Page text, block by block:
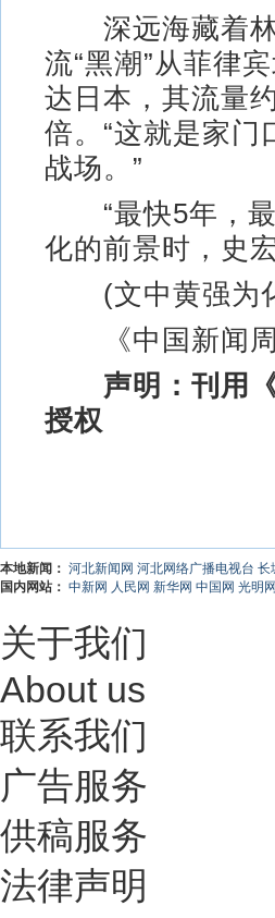
深远海藏着林
流“黑潮”从菲律
达日本，其流量
倍。“这就是家门
战场。”
“最快5年，最
化的前景时，史
(文中黄强为
《中国新闻周
声明：刊用
授权
本地新闻： 河北新闻网 河北网络广播电视台 长
国内网站： 中新网 人民网 新华网 中国网 光明网
关于我们
About us
联系我们
广告服务
供稿服务
法律声明